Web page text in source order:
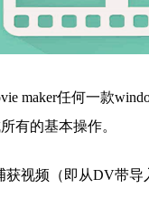
任何一款
有的基本操作。
视频（即从DV带导